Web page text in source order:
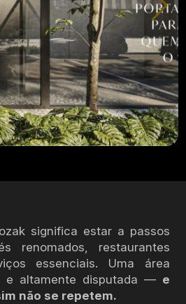
significa estar a passos
renomados, restaurantes
essenciais. Uma área
e altamente disputada — e
não se repetem.